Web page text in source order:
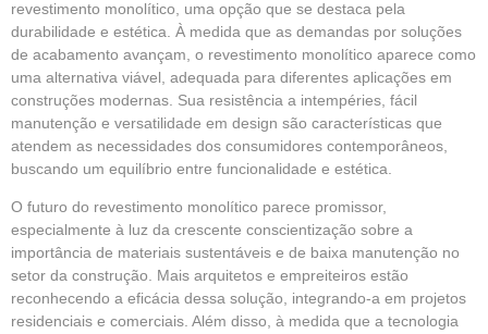
revestimento monolítico, uma opção que se destaca pela
durabilidade e estética. À medida que as demandas por soluções
de acabamento avançam, o revestimento monolítico aparece como
uma alternativa viável, adequada para diferentes aplicações em
construções modernas. Sua resistência a intempéries, fácil
manutenção e versatilidade em design são características que
atendem as necessidades dos consumidores contemporâneos,
buscando um equilíbrio entre funcionalidade e estética.
O futuro do revestimento monolítico parece promissor,
especialmente à luz da crescente conscientização sobre a
importância de materiais sustentáveis e de baixa manutenção no
setor da construção. Mais arquitetos e empreiteiros estão
reconhecendo a eficácia dessa solução, integrando-a em projetos
residenciais e comerciais. Além disso, à medida que a tecnologia